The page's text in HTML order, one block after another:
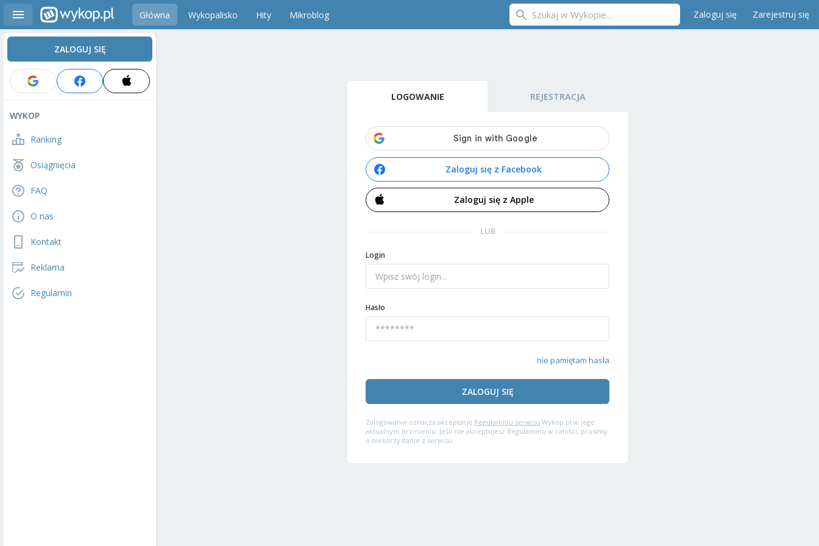
Główna Wykopalisko Hity Mikroblog Zaloguj się Zarejestruj się
ZALOGUJ SIĘ
WYKOP
Ranking
Osiągnięcia
FAQ
O nas
Kontakt
Reklama
Regulamin
LOGOWANIE REJESTRACJA
Zaloguj się z Facebook
Zaloguj się z Apple
LUB
Login
Hasło
nie pamiętam hasła
ZALOGUJ SIĘ
Zalogowanie oznacza akceptację Regulaminu serwisu Wykop.pl w jego
aktualnym brzmieniu. Jeśli nie akceptujesz Regulaminu w całości, prosimy
o niekorzystanie z serwisu.